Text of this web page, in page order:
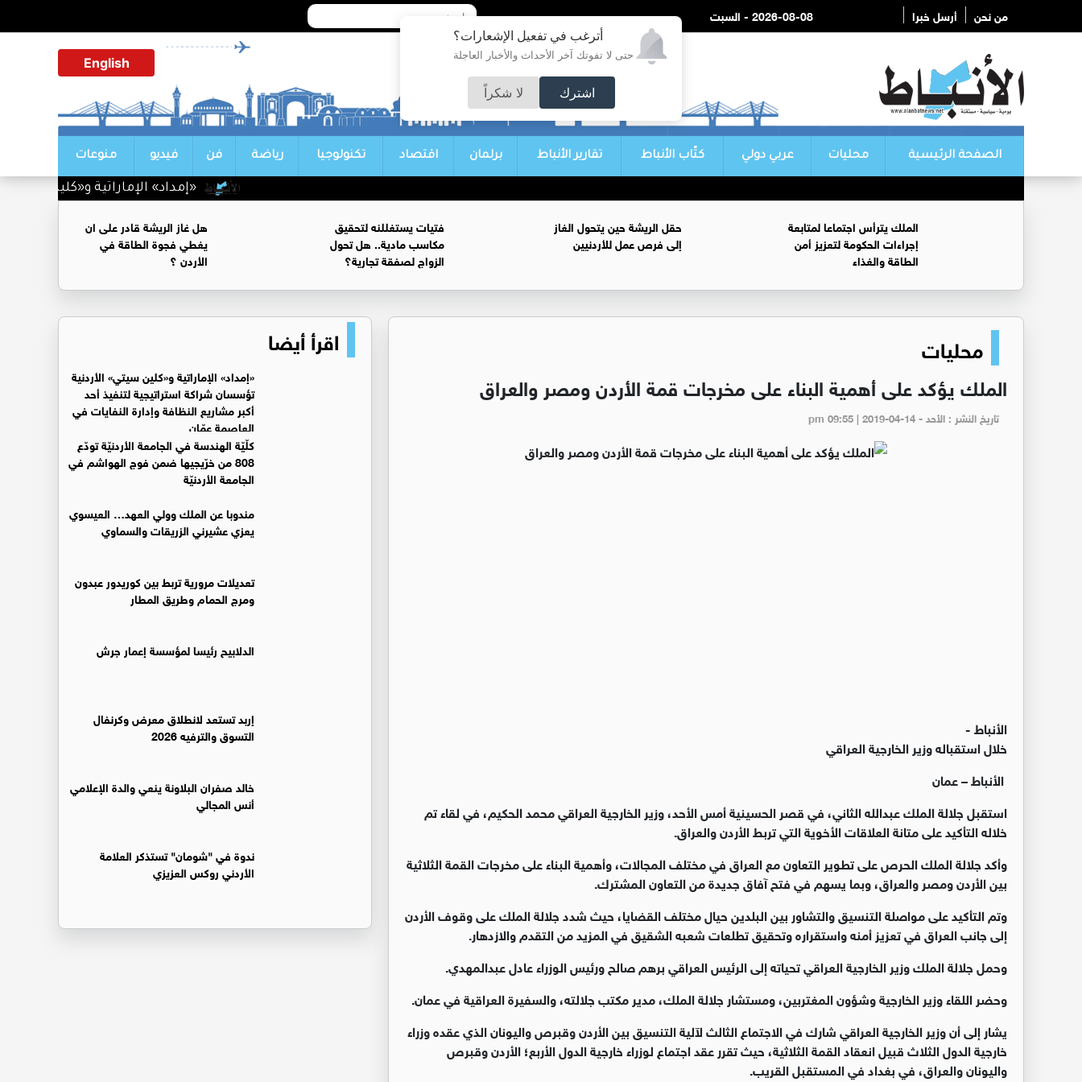
أترغب في تفعيل الإشعارات؟
حتى لا تفوتك آخر الأحداث والأخبار العاجلة
اشترك لا شكراً
من نحن أرسل خبرا 2026-08-08 - السبت
English
الصفحة الرئيسية محليات عربي دولي كتّاب الأنباط تقارير الأنباط برلمان اقتصاد تكنولوجيا رياضة فن فيديو منوعات
«إمداد» الإماراتية و«كلين سيتي»
الملك يترأس اجتماعا لمتابعة
إجراءات الحكومة لتعزيز أمن
الطاقة والغذاء
حقل الريشة حين يتحول الغاز
إلى فرص عمل للأردنيين
فتيات يستغللنه لتحقيق
مكاسب مادية.. هل تحول
الزواج لصفقة تجارية؟
هل غاز الريشة قادر على ان
يغطي فجوة الطاقة في
الأردن ؟
محليات
الملك يؤكد على أهمية البناء على مخرجات قمة الأردن ومصر والعراق
تاريخ النشر : الأحد - pm 09:55 | 2019-04-14
الأنباط -
خلال استقباله وزير الخارجية العراقي
الأنباط – عمان
استقبل جلالة الملك عبدالله الثاني، في قصر الحسينية أمس الأحد، وزير الخارجية العراقي محمد الحكيم، في لقاء تم
خلاله التأكيد على متانة العلاقات الأخوية التي تربط الأردن والعراق.
وأكد جلالة الملك الحرص على تطوير التعاون مع العراق في مختلف المجالات، وأهمية البناء على مخرجات القمة الثلاثية
بين الأردن ومصر والعراق، وبما يسهم في فتح آفاق جديدة من التعاون المشترك.
وتم التأكيد على مواصلة التنسيق والتشاور بين البلدين حيال مختلف القضايا، حيث شدد جلالة الملك على وقوف الأردن
إلى جانب العراق في تعزيز أمنه واستقراره وتحقيق تطلعات شعبه الشقيق في المزيد من التقدم والازدهار.
وحمل جلالة الملك وزير الخارجية العراقي تحياته إلى الرئيس العراقي برهم صالح ورئيس الوزراء عادل عبدالمهدي.
وحضر اللقاء وزير الخارجية وشؤون المغتربين، ومستشار جلالة الملك، مدير مكتب جلالته، والسفيرة العراقية في عمان.
يشار إلى أن وزير الخارجية العراقي شارك في الاجتماع الثالث لآلية التنسيق بين الأردن وقبرص واليونان الذي عقده وزراء
خارجية الدول الثلاث قبيل انعقاد القمة الثلاثية، حيث تقرر عقد اجتماع لوزراء خارجية الدول الأربع؛ الأردن وقبرص
واليونان والعراق، في بغداد في المستقبل القريب.
اقرأ أيضا
«إمداد» الإماراتية و«كلين سيتي» الأردنية
تؤسسان شراكة استراتيجية لتنفيذ أحد
أكبر مشاريع النظافة وإدارة النفايات في
العاصمة عمّان
كلّيّة الهندسة في الجامعة الأردنيّة تودّع
808 من خرّيجيها ضمن فوج الهواشم في
الجامعة الأردنيّة
مندوبا عن الملك وولي العهد… العيسوي
يعزي عشيرني الزريقات والسماوي
تعديلات مرورية تربط بين كوريدور عبدون
ومرج الحمام وطريق المطار
الدلابيح رئيسا لمؤسسة إعمار جرش
إربد تستعد لانطلاق معرض وكرنفال
التسوق والترفيه 2026
خالد صفران البلاونة ينعي والدة الإعلامي
أنس المجالي
ندوة في "شومان" تستذكر العلامة
الأردني روكس العزيزي